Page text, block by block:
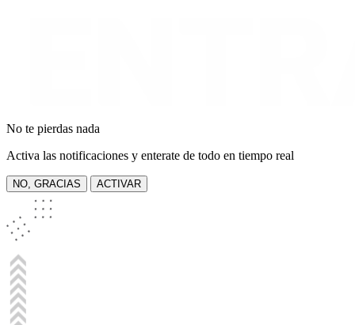
No te pierdas nada
Activa las notificaciones y enterate de todo en tiempo real
NO, GRACIAS ACTIVAR